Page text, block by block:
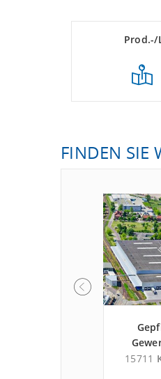
Prod.-/
FINDEN SIE
15711